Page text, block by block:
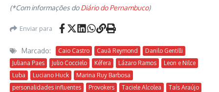
(*Com informações doDiário do Pernambuco)
Enviar para
Marcado: Caio Castro Cauã Reymond
Danilo Gentilli
Juliana Paes
Julio Coccielo Kéfera Lázaro Ramos
Leon e Nilce
Luba
Luciano Huck
Marina Ruy Barbosa
personalidades influentes
Provokers Taciele Alcolea
Taís Araújo